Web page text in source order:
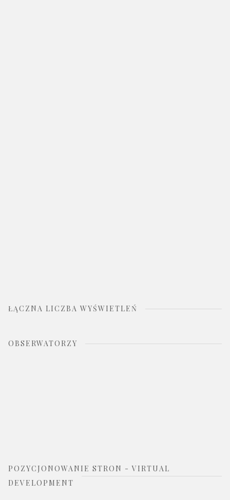
ŁĄCZNA LICZBA WYŚWIETLEŃ
OBSERWATORZY
POZYCJONOWANIE STRON - VIRTUAL
DEVELOPMENT